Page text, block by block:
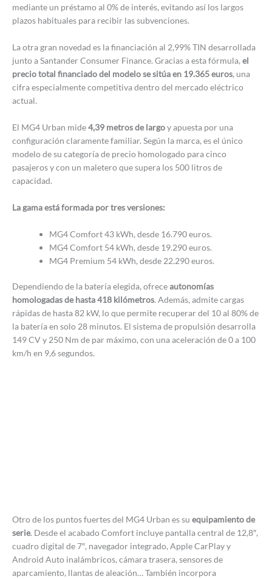
mediante un préstamo al 0% de interés, evitando así los largos
plazos habituales para recibir las subvenciones.
La otra gran novedad es la financiación al 2,99% TIN desarrollada
junto a Santander Consumer Finance. Gracias a esta fórmula, el
precio total financiado del modelo se sitúa en 19.365 euros, una
cifra especialmente competitiva dentro del mercado eléctrico
actual.
El MG4 Urban mide4,39 metros de largoy apuesta por una
configuración claramente familiar. Según la marca, es el único
modelo de su categoría de precio homologado para cinco
pasajeros y con un maletero que supera los 500 litros de
capacidad.
La gama está formada por tres versiones:
MG4 Comfort 43 kWh, desde 16.790 euros.
MG4 Comfort 54 kWh, desde 19.290 euros.
MG4 Premium 54 kWh, desde 22.290 euros.
Dependiendo de la batería elegida, ofreceautonomías
homologadas de hasta 418 kilómetros. Además, admite cargas
rápidas de hasta 82 kW, lo que permite recuperar del 10 al 80% de
la batería en solo 28 minutos. El sistema de propulsión desarrolla
149 CV y 250 Nm de par máximo, con una aceleración de 0 a 100
km/h en 9,6 segundos.
Otro de los puntos fuertes del MG4 Urban es su equipamiento de
serie. Desde el acabado Comfort incluye pantalla central de 12,8″,
cuadro digital de 7″, navegador integrado, Apple CarPlay y
Android Auto inalámbricos, cámara trasera, sensores de
aparcamiento, llantas de aleación… También incorpora